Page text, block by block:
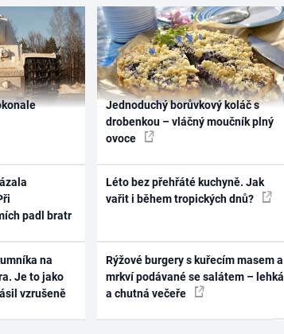
padl bratr
na
Je to jako
vzrušeně
Jednoduchý borůvkový koláč s
drobenkou – vláčný moučník plný
ovoce
Léto bez přehřáté kuchyně. Jak
vařit i během tropických dnů?
Rýžové burgery s kuřecím masem a
mrkví podávané se salátem – lehká
a chutná večeře